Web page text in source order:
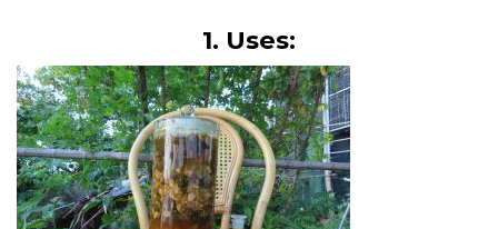
1. Uses: